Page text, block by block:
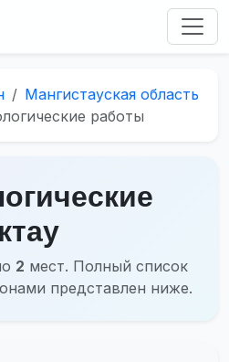
Мангистауская область
работы
2 мест. Полный список
представлен ниже.